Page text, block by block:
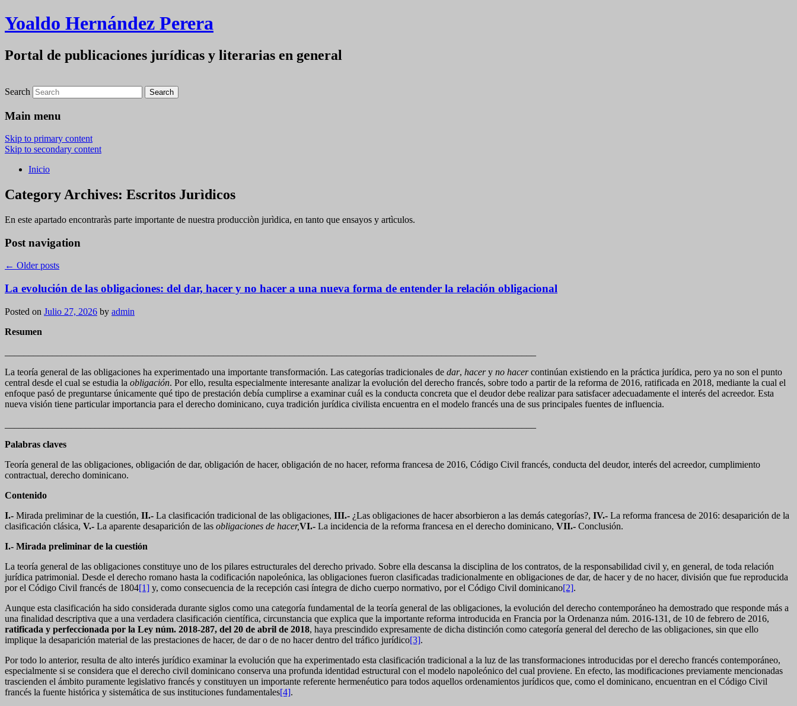
Yoaldo Hernández Perera
Portal de publicaciones jurídicas y literarias en general
Search
Main menu
Skip to primary content
Skip to secondary content
Inicio
Category Archives: Escritos Jurìdicos
En este apartado encontraràs parte importante de nuestra producciòn jurìdica, en tanto que ensayos y artìculos.
Post navigation
← Older posts
La evolución de las obligaciones: del dar, hacer y no hacer a una nueva forma de entender la relación obligacional
Posted on Julio 27, 2026 by admin
Resumen
La teoría general de las obligaciones ha experimentado una importante transformación. Las categorías tradicionales de dar, hacery no hacercontinúan existiendo en la práctica jurídica, pero ya no son el punto
central desde el cual se estudia la obligación. Por ello, resulta especialmente interesante analizar la evolución del derecho francés, sobre todo a partir de la reforma de 2016, ratificada en 2018, mediante la cual el
enfoque pasó de preguntarse únicamente qué tipo de prestación debía cumplirse a examinar cuál es la conducta concreta que el deudor debe realizar para satisfacer adecuadamente el interés del acreedor. Esta
nueva visión tiene particular importancia para el derecho dominicano, cuya tradición jurídica civilista encuentra en el modelo francés una de sus principales fuentes de influencia.
Palabras claves
Teoría general de las obligaciones, obligación de dar, obligación de hacer, obligación de no hacer, reforma francesa de 2016, Código Civil francés, conducta del deudor, interés del acreedor, cumplimiento
contractual, derecho dominicano.
Contenido
I.- Mirada preliminar de la cuestión, II.- La clasificación tradicional de las obligaciones, III.- ¿Las obligaciones de hacer absorbieron a las demás categorías?, IV.- La reforma francesa de 2016: desaparición de la
clasificación clásica, V.- La aparente desaparición de las obligaciones de hacer,VI.- La incidencia de la reforma francesa en el derecho dominicano, VII.- Conclusión.
I.- Mirada preliminar de la cuestión
La teoría general de las obligaciones constituye uno de los pilares estructurales del derecho privado. Sobre ella descansa la disciplina de los contratos, de la responsabilidad civil y, en general, de toda relación
jurídica patrimonial. Desde el derecho romano hasta la codificación napoleónica, las obligaciones fueron clasificadas tradicionalmente en obligaciones de dar, de hacer y de no hacer, división que fue reproducida
por el Código Civil francés de 1804[1] y, como consecuencia de la recepción casi íntegra de dicho cuerpo normativo, por el Código Civil dominicano[2].
Aunque esta clasificación ha sido considerada durante siglos como una categoría fundamental de la teoría general de las obligaciones, la evolución del derecho contemporáneo ha demostrado que responde más a
una finalidad descriptiva que a una verdadera clasificación científica, circunstancia que explica que la importante reforma introducida en Francia por la Ordenanza núm. 2016-131, de 10 de febrero de 2016,
ratificada y perfeccionada por la Ley núm. 2018-287, del 20 de abril de 2018, haya prescindido expresamente de dicha distinción como categoría general del derecho de las obligaciones, sin que ello
implique la desaparición material de las prestaciones de hacer, de dar o de no hacer dentro del tráfico jurídico[3].
Por todo lo anterior, resulta de alto interés jurídico examinar la evolución que ha experimentado esta clasificación tradicional a la luz de las transformaciones introducidas por el derecho francés contemporáneo,
especialmente si se considera que el derecho civil dominicano conserva una profunda identidad estructural con el modelo napoleónico del cual proviene. En efecto, las modificaciones previamente mencionadas
trascienden el ámbito puramente legislativo francés y constituyen un importante referente hermenéutico para todos aquellos ordenamientos jurídicos que, como el dominicano, encuentran en el Código Civil
francés la fuente histórica y sistemática de sus instituciones fundamentales[4].